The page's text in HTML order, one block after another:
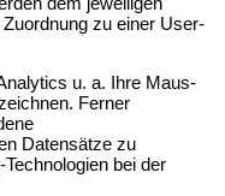
zu einer User-
u. a. Ihre Maus-
Ferner
Datensätze zu
bei der